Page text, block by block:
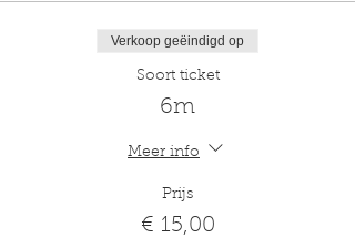
Verkoop geëindigd op
Soort ticket
6m
Meer info
Prijs
€ 15,00